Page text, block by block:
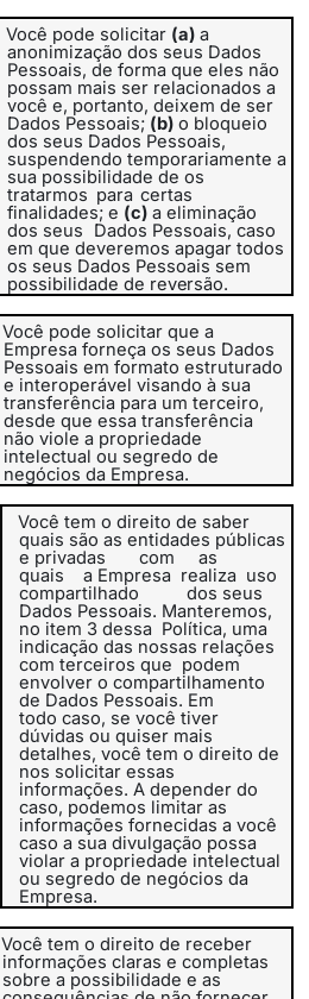
Você pode solicitar (a) a
anonimização dos seus Dados
Pessoais, de forma que eles não
possam mais ser relacionados a
você e, portanto, deixem de ser
Dados Pessoais; (b) o bloqueio
dos seus Dados Pessoais,
suspendendo temporariamente a
sua possibilidade de os
tratarmos para certas
finalidades; e (c) a eliminação
dos seus
Dados Pessoais, caso
em que deveremos apagar todos
os seus Dados Pessoais sem
possibilidade de reversão.
Você pode solicitar que a
Empresa forneça os seus Dados
Pessoais em formato estruturado
e interoperável visando à sua
transferência para um terceiro,
desde que essa transferência
não viole a propriedade
intelectual ou segredo de
negócios da Empresa.
Você tem o direito de saber
quais são as entidades públicas
e privadas
com
as
quais
a Empresa realiza uso
compartilhado
dos seus
Dados Pessoais. Manteremos,
no item 3 dessa Política, uma
indicação das nossas relações
com terceiros que podem
envolver o compartilhamento
de Dados Pessoais. Em
todo caso, se você tiver
dúvidas ou quiser mais
detalhes, você tem o direito de
nos solicitar essas
informações. A depender do
caso, podemos limitar as
informações fornecidas a você
caso a sua divulgação possa
violar a propriedade intelectual
ou segredo de negócios da
Empresa.
Você tem o direito de receber
informações claras e completas
sobre a possibilidade e as